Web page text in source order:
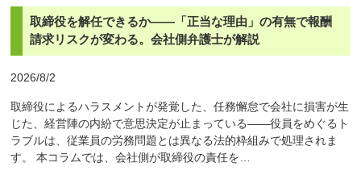
取締役を解任できるか——「正当な理由」の有無で報酬
請求リスクが変わる。会社側弁護士が解説
2026/8/2
取締役によるハラスメントが発覚した、任務懈怠で会社に損害が生
じた、経営陣の内紛で意思決定が止まっている——役員をめぐるト
ラブルは、従業員の労務問題とは異なる法的枠組みで処理されま
す。 本コラムでは、会社側が取締役の責任を…